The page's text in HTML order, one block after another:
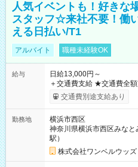
人気イベントも！好きな
スタッフ☆来社不要！働
える日払い/T1
アルバイト 職種未経験OK
給与
日給13,000円～
＋交通費支給 ★交通費全額支給！ ┗案件により規定あり ★日払
いOK！（規定あり） ┗働
ンビニATMから 日払い分を引き落
交通費別途支給あり
勤務地
横浜市西区
神奈川県横浜市西区みな
駅）
株式会社ワンベルウッズ